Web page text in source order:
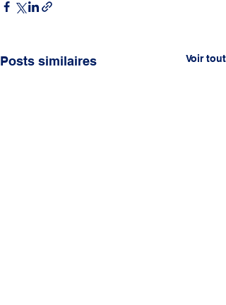
Posts similaires Voir tout